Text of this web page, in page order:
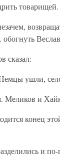
сказал:
ушли,
Меликов и
конец
и